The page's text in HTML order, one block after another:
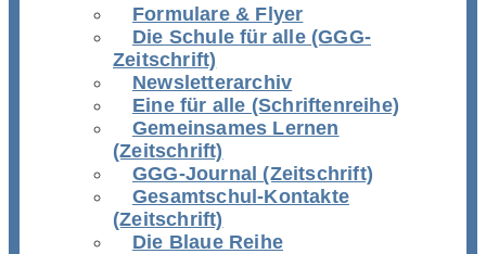
Formulare & Flyer
Die Schule für alle (GGG-
Zeitschrift)
Newsletterarchiv
Eine für alle (Schriftenreihe)
Gemeinsames Lernen
(Zeitschrift)
GGG-Journal (Zeitschrift)
Gesamtschul-Kontakte
(Zeitschrift)
Die Blaue Reihe